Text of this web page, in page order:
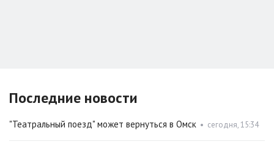
Последние новости
"Театральный поезд" может вернуться в Омск • сегодня, 15:34